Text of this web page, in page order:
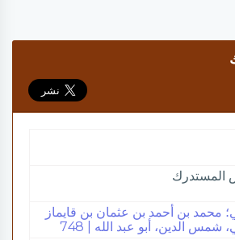
المستدرك
محمد بن أحمد بن عثمان بن قايماز
شمس الدين، أبو عبد الله | 748